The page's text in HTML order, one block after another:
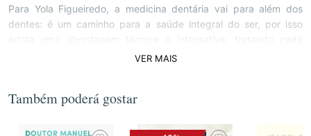
Para Yola Figueiredo, a medicina dentária vai para além dos
dentes: é um caminho para a saúde integral do ser, por isso
adota uma abordagem técnica e integrativa, tratando cada
paciente como uma obra única, cuidando do físico, mental e
sintomas, mas também quais as possíveis causas dos
dentes, explicando as suas funções e a origem das bactérias
VER MAIS
Também poderá gostar